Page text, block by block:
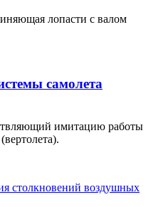
лопасти с валом
самолета
имитацию работы
столкновений воздушных